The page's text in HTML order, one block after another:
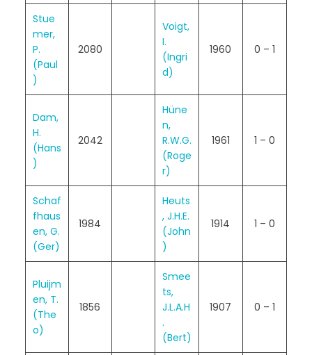
Stue
mer,
P.
(Paul
)
2080
Voigt,
I.
(Ingri
d)
1960 0 – 1
Dam,
H.
(Hans
)
2042
Hüne
n,
R.W.G.
(Roge
r)
1961 1 – 0
Schaf
fhaus
en, G.
(Ger)
1984
Heuts
, J.H.E.
(John
)
1914 1 – 0
Pluijm
en, T.
(The
o)
1856
Smee
ts,
J.L.A.H
.
(Bert)
1907 0 – 1